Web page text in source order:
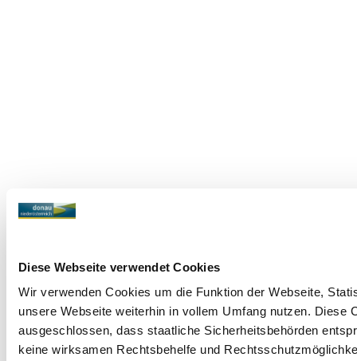
Diese Webseite verwendet Cookies
Wir verwenden Cookies um die Funktion der Webseite,
unsere Webseite weiterhin in vollem Umfang nutzen.
ausgeschlossen, dass staatliche Sicherheitsbehörden
keine wirksamen Rechtsbehelfe und